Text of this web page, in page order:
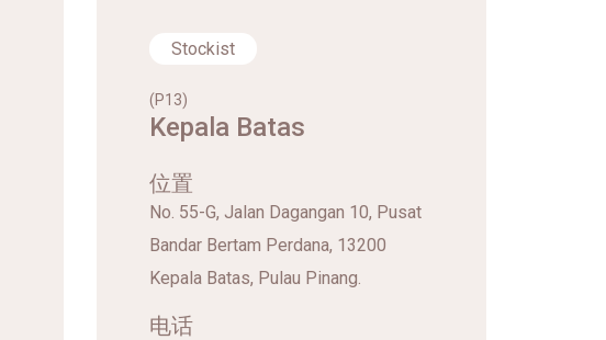
Stockist
(P13)
Kepala Batas
位置
No. 55-G, Jalan Dagangan 10, Pusat
Bandar Bertam Perdana, 13200
Kepala Batas, Pulau Pinang.
电话